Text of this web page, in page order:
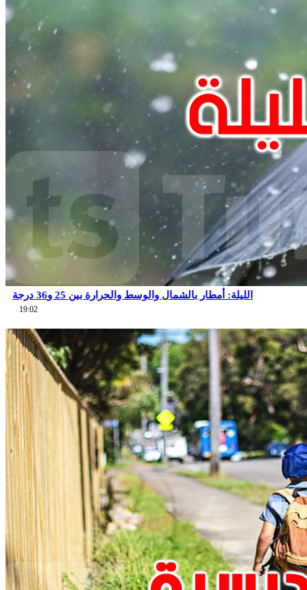
الليلة: أمطار بالشمال والوسط والحرارة بين 25 و36 درجة
19:02